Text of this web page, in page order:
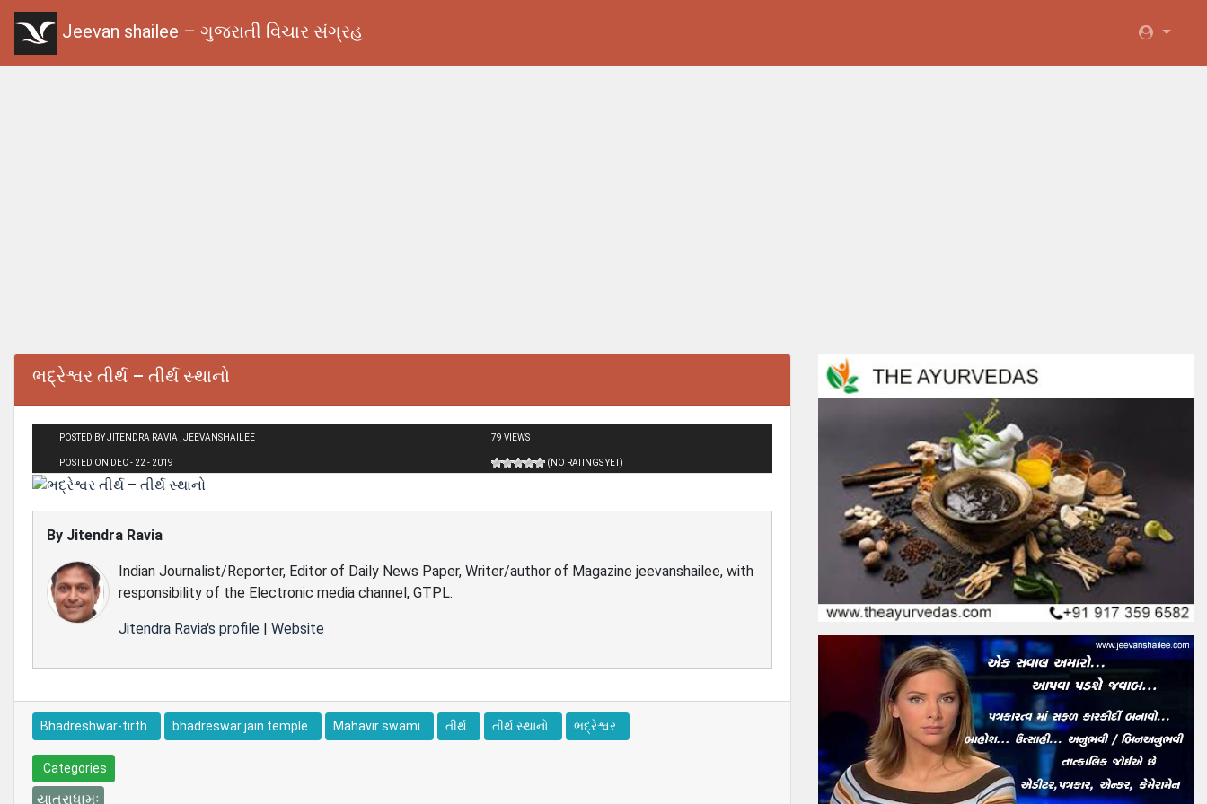
Jeevan shailee – ગુજરાતી વિચાર સંગ્રહ
ભદ્રેશ્વર તીર્થ – તીર્થ સ્થાનો
POSTED BY JITENDRA RAVIA , JEEVANSHAILEE
POSTED ON DEC - 22 - 2019
79 VIEWS
(NO RATINGS YET)
By Jitendra Ravia
Indian Journalist/Reporter, Editor of Daily News Paper, Writer/author of Magazine jeevanshailee, with
responsibility of the Electronic media channel, GTPL.
Jitendra Ravia's profile | Website
Bhadreshwar-tirth bhadreswar jain temple Mahavir swami તીર્થ તીર્થ સ્થાનો ભદ્રેશ્વર
Categories
યાત્રાધામઃ